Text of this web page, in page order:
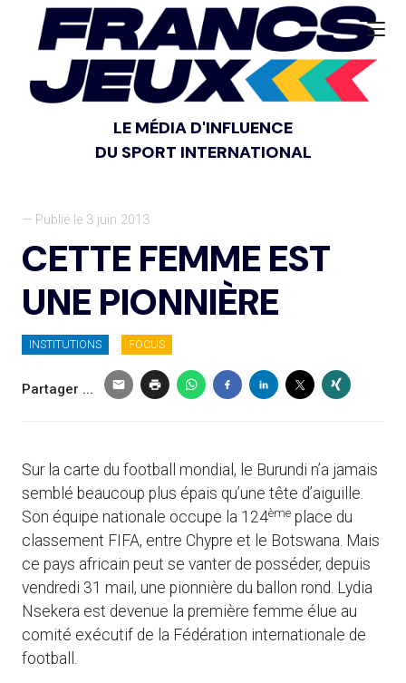
LE MÉDIA D'INFLUENCE
DU SPORT INTERNATIONAL
— Publié le 3 juin 2013
CETTE FEMME EST
UNE PIONNIÈRE
INSTITUTIONS FOCUS
Partager ...
Sur la carte du football mondial, le Burundi n’a jamais
semblé beaucoup plus épais qu’une tête d’aiguille.
Son équipe nationale occupe la 124ème place du
classement FIFA, entre Chypre et le Botswana. Mais
ce pays africain peut se vanter de posséder, depuis
vendredi 31 mail, une pionnière du ballon rond. Lydia
Nsekera est devenue la première femme élue au
comité exécutif de la Fédération internationale de
football.